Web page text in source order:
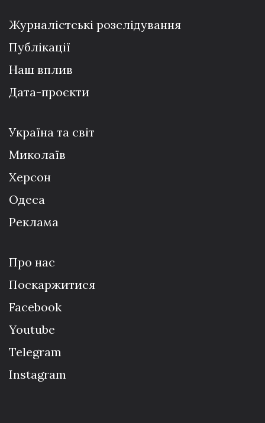
Журналістські розслідування
Публікації
Наш вплив
Дата-проєкти
Україна та світ
Миколаїв
Херсон
Одеса
Реклама
Про нас
Поскаржитися
Facebook
Youtube
Telegram
Instagram